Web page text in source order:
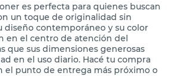
es perfecta para quienes buscan
un toque de originalidad sin
diseño contemporáneo y su color
en el centro de atención del
que sus dimensiones generosas
en el uso diario. Hacé tu compra
el punto de entrega más próximo o